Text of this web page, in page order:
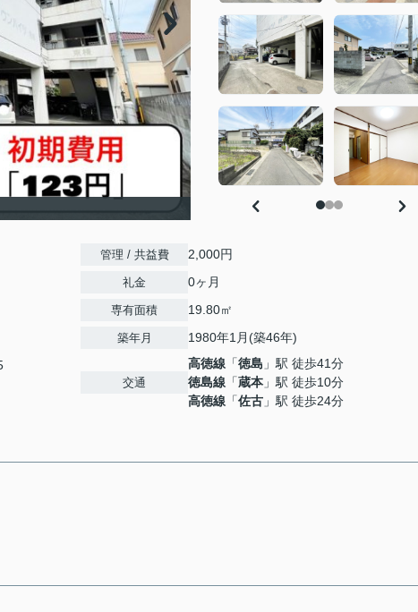
管理 / 共益費 2,000円
礼金 0ヶ月
専有面積 19.80㎡
築年月 1980年1月(築46年)
交通
高徳線 「徳島 」駅 徒歩41分
徳島線 「蔵本 」駅 徒歩10分
高徳線 「佐古 」駅 徒歩24分